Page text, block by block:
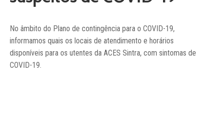
No âmbito do Plano de contingência para o COVID-19,
informamos quais os locais de atendimento e horários
disponíveis para os utentes da ACES Sintra, com sintomas de
COVID-19.